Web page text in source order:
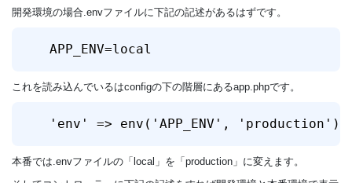
開発環境の場合.envファイルに下記の記述があるはずです。
APP_ENV=local
これを読み込んでいるはconfigの下の階層にあるapp.phpです。
'env' => env('APP_ENV', 'production'),
本番では.envファイルの「local」を「production」に変えます。